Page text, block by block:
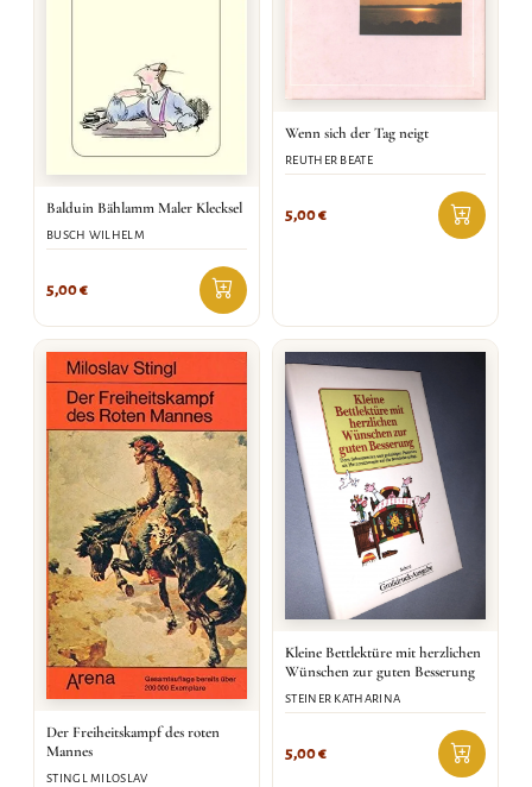
Balduin Bählamm Maler Klecksel
BUSCH WILHELM
5,00€
Wenn sich der Tag neigt
REUTHER BEATE
5,00€
Der Freiheitskampf des roten
Mannes
STINGL MILOSLAV
Kleine Bettlektüre mit herzlichen
Wünschen zur guten Besserung
STEINER KATHARINA
5,00€